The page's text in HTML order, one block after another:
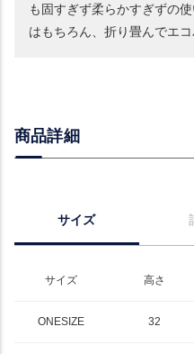
も固すぎず柔らかすぎずの
はもちろん、折り畳んでエ
商品詳細
サイズ
サイズ 高さ
ONESIZE 32